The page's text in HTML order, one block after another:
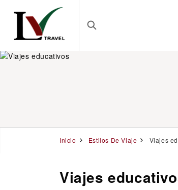
Inicio Estilos De Viaje Viajes
Viajes